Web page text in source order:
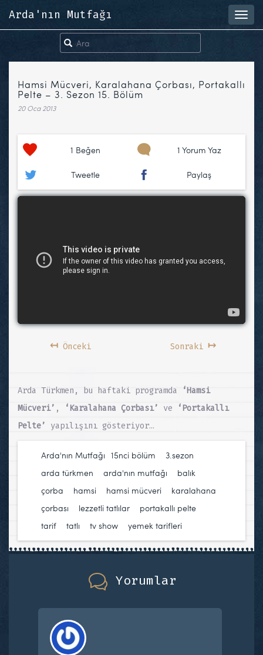
Arda'nın Mutfağı
Hamsi Mücveri, Karalahana Çorbası, Portakallı
Pelte – 3. Sezon 15. Bölüm
20 Oca 2013
1 Beğen 1 Yorum Yaz
Tweetle Paylaş
↤Önceki Sonraki ↦
Arda Türkmen, bu haftaki programda
‘Hamsi
Mücveri’ , ‘Karalahana Çorbası’ ve
‘Portakallı
Pelte’
yapılışını gösteriyor…
Arda'nın Mutfağı 15nci bölüm 3.sezon
arda türkmen
arda'nın mutfağı balık
çorba
hamsi hamsi mücveri
karalahana
çorbası
lezzetli tatlılar portakallı pelte
tarif
tatlı tv show yemek tarifleri
Yorumlar